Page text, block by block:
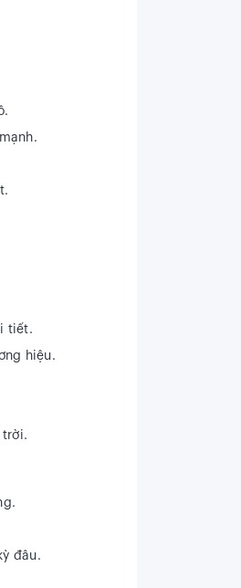
tiết.
hiệu.
trời.
đâu.